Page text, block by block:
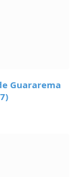
Guararema